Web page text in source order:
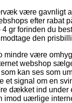
være gavnligt
efter rabat
4 gr forinden du
den
mindre være
webshop
kan ses som
signal om en
dækket ind under
imod uærlige